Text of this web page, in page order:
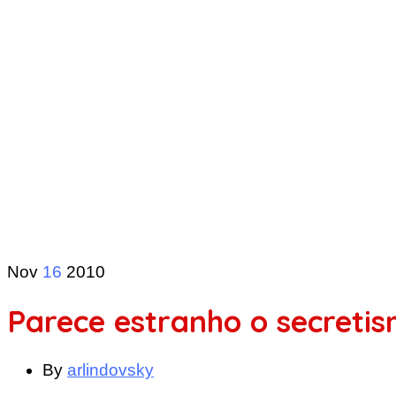
Nov 16 2010
Parece estranho o
By arlindovsky